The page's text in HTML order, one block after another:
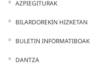
AZPIEGITURAK
BILARDOREKIN HIZKETAN
BULETIN INFORMATIBOAK
DANTZA